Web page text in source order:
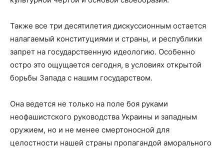
Также все три десятилетия дискуссионным остается
налагаемый конституциями и страны, и республики
запрет на государственную идеологию. Особенно
остро это ощущается сегодня, в условиях открытой
борьбы Запада с нашим государством.
Она ведется не только на поле боя руками
неофашистского руководства Украины и западным
оружием, но и не менее смертоносной для
целостности нашей страны пропагандой аморального